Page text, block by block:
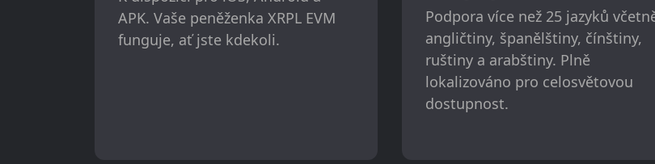
APK. Vaše peněženka XRPL EVM
funguje, ať jste kdekoli.
Podpora více než 25 jazyků
angličtiny, španělštiny, čínštiny,
ruštiny a arabštiny. Plně
lokalizováno pro celosvětovou
dostupnost.